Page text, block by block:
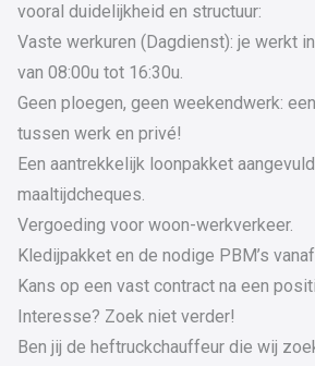
vooral duidelijkheid en structuur:
Vaste werkuren (Dagdienst): je werkt
van 08:00u tot 16:30u.
Geen ploegen, geen weekendwerk:
tussen werk en privé!
Een aantrekkelijk loonpakket
maaltijdcheques.
Vergoeding voor woon-werkverkeer.
Kledijpakket en de nodige PBM’s
Kans op een vast contract na een
Interesse? Zoek niet verder!
Ben jij de heftruckchauffeur die wij